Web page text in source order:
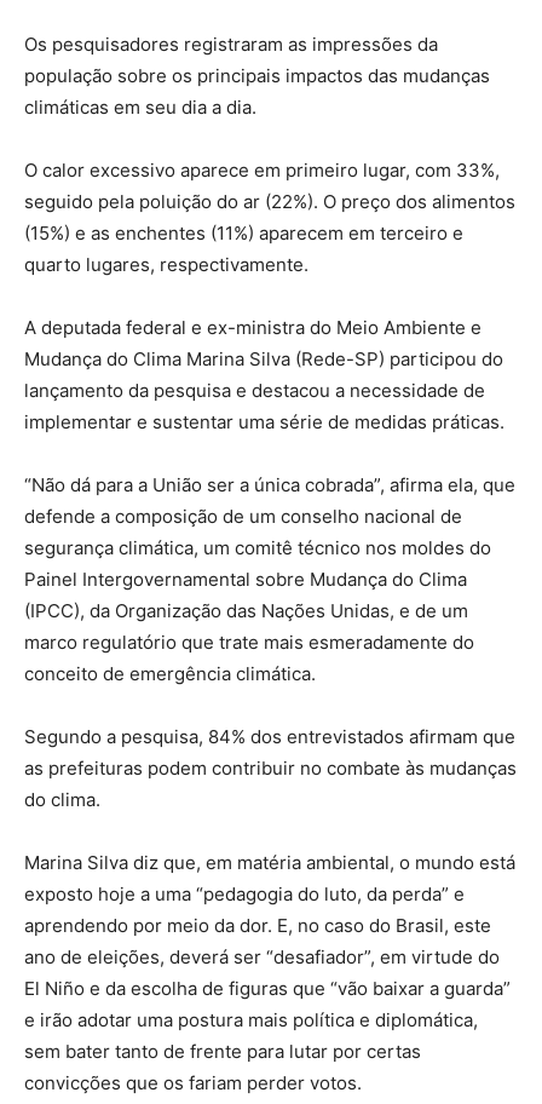
Os pesquisadores registraram as impressões da
população sobre os principais impactos das mudanças
climáticas em seu dia a dia.
O calor excessivo aparece em primeiro lugar, com 33%,
seguido pela poluição do ar (22%). O preço dos alimentos
(15%) e as enchentes (11%) aparecem em terceiro e
quarto lugares, respectivamente.
A deputada federal e ex-ministra do Meio Ambiente e
Mudança do Clima Marina Silva (Rede-SP) participou do
lançamento da pesquisa e destacou a necessidade de
implementar e sustentar uma série de medidas práticas.
“Não dá para a União ser a única cobrada”, afirma ela, que
defende a composição de um conselho nacional de
segurança climática, um comitê técnico nos moldes do
Painel Intergovernamental sobre Mudança do Clima
(IPCC), da Organização das Nações Unidas, e de um
marco regulatório que trate mais esmeradamente do
conceito de emergência climática.
Segundo a pesquisa, 84% dos entrevistados afirmam que
as prefeituras podem contribuir no combate às mudanças
do clima.
Marina Silva diz que, em matéria ambiental, o mundo está
exposto hoje a uma “pedagogia do luto, da perda” e
aprendendo por meio da dor. E, no caso do Brasil, este
ano de eleições, deverá ser “desafiador”, em virtude do
El Niño e da escolha de figuras que “vão baixar a guarda”
e irão adotar uma postura mais política e diplomática,
sem bater tanto de frente para lutar por certas
convicções que os fariam perder votos.